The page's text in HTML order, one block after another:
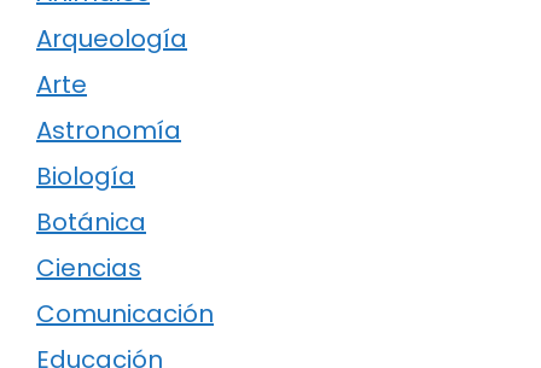
Arqueología
Arte
Astronomía
Biología
Botánica
Ciencias
Comunicación
Educación